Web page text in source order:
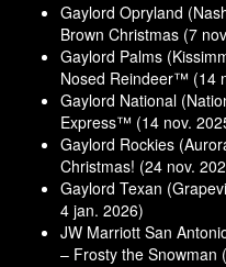
Gaylord Opryland
Brown Christmas (7
Gaylord Palms
Nosed Reindeer™ (14
Gaylord National
Express™ (14 nov.
Gaylord Rockies
Christmas! (24 nov.
Gaylord Texan
4 jan. 2026)
JW Marriott San
– Frosty the Snowman